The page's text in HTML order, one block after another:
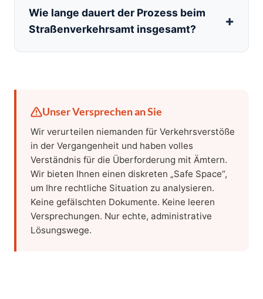
Wie lange dauert der Prozess beim
Straßenverkehrsamt insgesamt?
Unser Versprechen an Sie
Wir verurteilen niemanden für Verkehrsverstöße
in der Vergangenheit und haben volles
Verständnis für die Überforderung mit Ämtern.
Wir bieten Ihnen einen diskreten „Safe Space“,
um Ihre rechtliche Situation zu analysieren.
Keine gefälschten Dokumente. Keine leeren
Versprechungen. Nur echte, administrative
Lösungswege.